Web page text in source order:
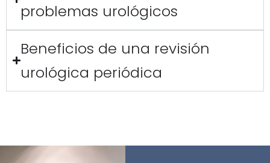
problemas urológicos
Beneficios de una revisión
urológica periódica